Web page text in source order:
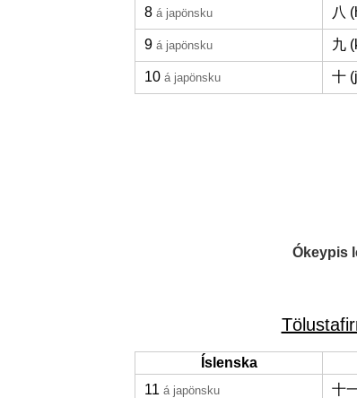
8 á japönsku 八
9 á japönsku 九
10 á japönsku 十
Ókeypis
Íslenska
11 á japönsku 十